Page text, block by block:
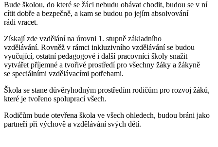
Bude školou, do které se žáci nebudu obávat chodit, budou se v ní
cítit dobře a bezpečně, a kam se budou po jejím absolvování
rádi vracet.
Získají zde vzdělání na úrovni 1. stupně základního
vzdělávání. Rovněž v rámci inkluzivního vzdělávání se budou
vyučující, ostatní pedagogové i další pracovníci školy snažit
vytvářet příjemné a tvořivé prostředí pro všechny žáky a žákyně
se speciálními vzdělávacími potřebami.
Škola se stane důvěryhodným prostředím rodičům pro rozvoj žáků,
které je tvořeno spoluprací všech.
Rodičům bude otevřena škola ve všech ohledech, budou bráni jako
partneři při výchově a vzdělávání svých dětí.